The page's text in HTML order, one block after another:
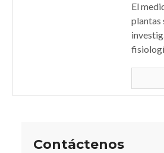
El
plantas
Contáctenos